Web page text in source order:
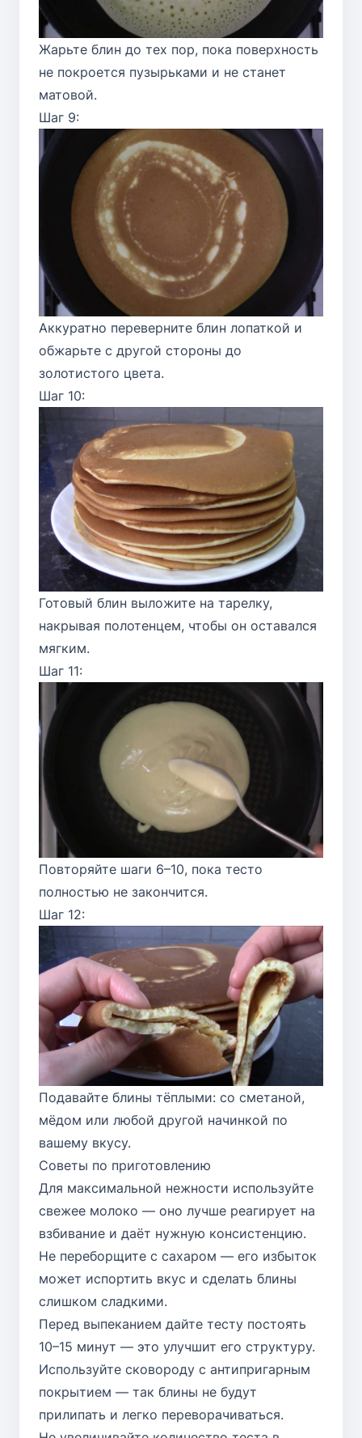
Жарьте блин до тех пор, пока поверхность
не покроется пузырьками и не станет
матовой.
Шаг 9:
Аккуратно переверните блин лопаткой и
обжарьте с другой стороны до
золотистого цвета.
Шаг 10:
Готовый блин выложите на тарелку,
накрывая полотенцем, чтобы он оставался
мягким.
Шаг 11:
Повторяйте шаги 6–10, пока тесто
полностью не закончится.
Шаг 12:
Подавайте блины тёплыми: со сметаной,
мёдом или любой другой начинкой по
вашему вкусу.
Советы по приготовлению
Для максимальной нежности используйте
свежее молоко — оно лучше реагирует на
взбивание и даёт нужную консистенцию.
Не переборщите с сахаром — его избыток
может испортить вкус и сделать блины
слишком сладкими.
Перед выпеканием дайте тесту постоять
10–15 минут — это улучшит его структуру.
Используйте сковороду с антипригарным
покрытием — так блины не будут
прилипать и легко переворачиваться.